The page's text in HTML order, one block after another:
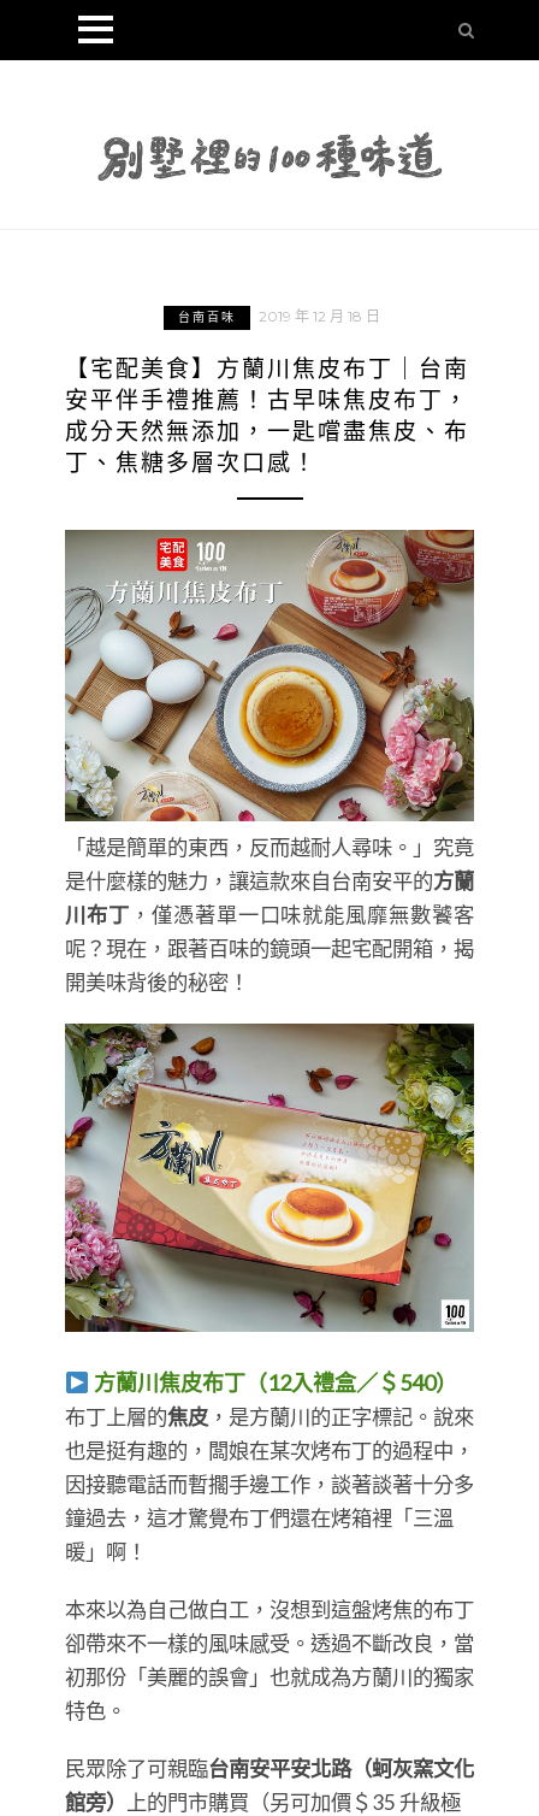
台南百味 2019 年 12 月 18 日
【宅配美食】方蘭川焦皮布丁｜台南
安平伴手禮推薦！古早味焦皮布丁，
成分天然無添加，一匙嚐盡焦皮、布
丁、焦糖多層次口感！
「越是簡單的東西，反而越耐人尋味。」究竟
是什麼樣的魅力，讓這款來自台南安平的方蘭
川布丁 ，僅憑著單一口味就能風靡無數饕客
呢？現在，跟著百味的鏡頭一起宅配開箱，揭
開美味背後的秘密！
方蘭川焦皮布丁（12入禮盒／＄540）
布丁上層的焦皮 ，是方蘭川的正字標記。說來
也是挺有趣的，闆娘在某次烤布丁的過程中，
因接聽電話而暫擱手邊工作，談著談著十分多
鐘過去，這才驚覺布丁們還在烤箱裡「三溫
暖」啊！
本來以為自己做白工，沒想到這盤烤焦的布丁
卻帶來不一樣的風味感受。透過不斷改良，當
初那份「美麗的誤會」也就成為方蘭川的獨家
特色。
民眾除了可親臨台南安平安北路（蚵灰窯文化
館旁）
上的門市購買（另可加價＄35 升級極